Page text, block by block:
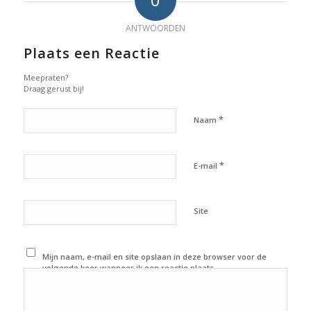
ANTWOORDEN
Plaats een Reactie
Meepraten?
Draag gerust bij!
Naam *
E-mail *
Site
Mijn naam, e-mail en site opslaan in deze browser voor de
volgende keer wanneer ik een reactie plaats.